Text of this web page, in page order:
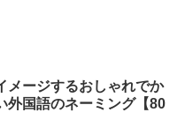
メージするおしゃれでか
外国語のネーミング【80